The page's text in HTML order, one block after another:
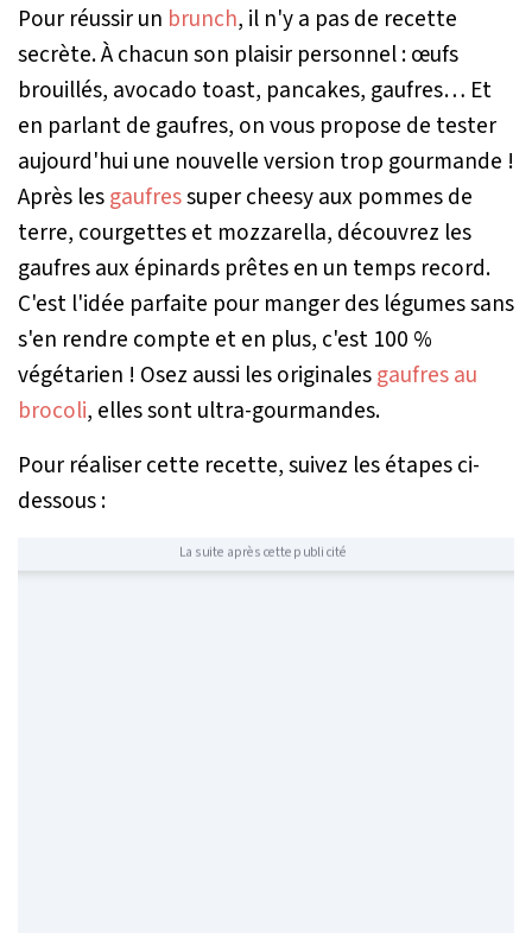
Pour réussir un brunch, il n'y a pas de recette
secrète. À chacun son plaisir personnel : œufs
brouillés, avocado toast, pancakes, gaufres… Et
en parlant de gaufres, on vous propose de tester
aujourd'hui une nouvelle version trop gourmande !
Après lesgaufressupercheesyaux pommes de
terre, courgettes et mozzarella, découvrez les
gaufres aux épinards prêtes en un temps record.
C'est l'idée parfaite pour manger des légumes sans
s'en rendre compte et en plus, c'est 100 %
végétarien ! Osez aussi les originalesgaufres au
brocoli, elles sont ultra-gourmandes.
Pour réaliser cette recette, suivez les étapes ci-
dessous :
La suite après cette publicité